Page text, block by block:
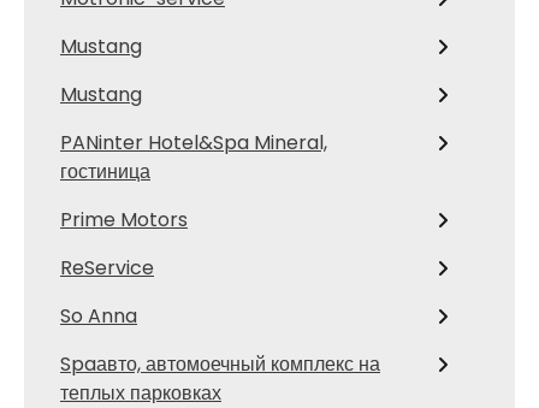
Mustang
Mustang
PANinter Hotel&Spa Mineral,
гостиница
Prime Motors
ReService
So Anna
Spaавто, автомоечный комплекс на
теплых парковках